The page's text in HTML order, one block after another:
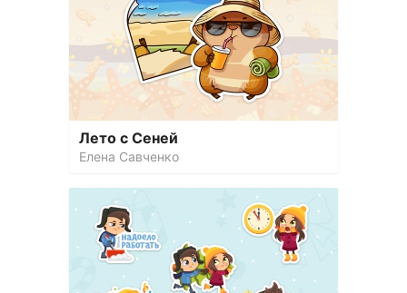
Лето с Сеней
Елена Савченко